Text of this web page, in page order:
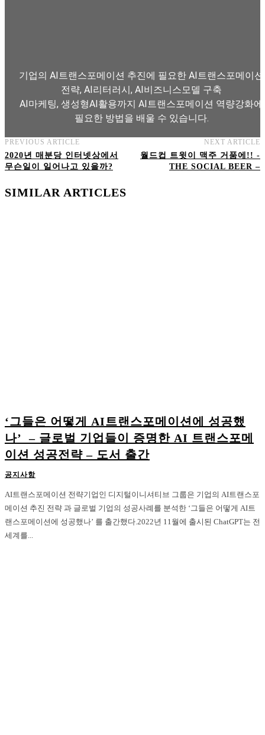
기업의 AI트랜스포메이션 추진에 필요한 AI트랜스포메이션
전략, AI리터러시, AI비즈니스모델 구축
AI마케팅, 생성형AI활용까지 AI트랜스포메이션 역량강화에
필요한 방법을 배울 수 있습니다.
AI트랜스포메이션 아카데미 교육과정 보기
PREVIOUS ARTICLE
2020년 매분당 인터넷상에서
무슨일이 일어나고 있을까?
NEXT ARTICLE
월드컵 트윗이 맥주 거품에!! -
THE SOCIAL BEER –
SIMILAR ARTICLES
‘그들은 어떻게 AI트랜스포메이션에 성공했
나’ – 글로벌 기업들이 증명한 AI 트랜스포메
이션 성공전략 – 도서 출간
공지사항
AI트랜스포메이션 전략기업인 디지털이니셔티브 그룹은 기업의 AI트랜스포
메이션 추진 전략 과 글로벌 기업의 성공사례를 분석한 ‘그들은 어떻게 AI트
랜스포메이션에 성공했나’ 를 출간했다.2022년 11월에 출시된 ChatGPT는 전
세계를...